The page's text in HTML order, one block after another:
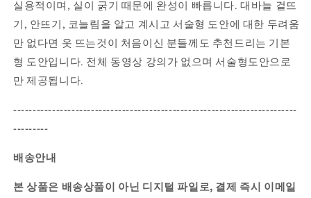
실용적이며, 실이 굵기 때문에 완성이 빠릅니다. 대바늘 겉뜨
기, 안뜨기, 코늘림을 알고 계시고 서술형 도안에 대한 두려움
만 없다면 옷 뜨는것이 처음이신 분들께도 추천드리는 기본
형 도안입니다. 전체 동영상 강의가 없으며 서술형도안으로
만 제공됩니다.
-------------------------------------------------------------------------
---------
배송안내
본 상품은 배송상품이 아닌 디지털 파일로, 결제 즉시 이메일